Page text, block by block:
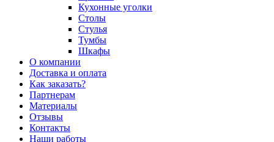
Кухонные уголки
Столы
Стулья
Тумбы
Шкафы
О компании
Доставка и оплата
Как заказать?
Партнерам
Материалы
Отзывы
Контакты
Наши работы